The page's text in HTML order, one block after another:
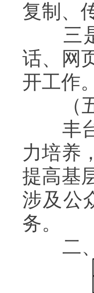
复制、
三是
话、网
开工作。
（五
丰台
力培养
提高基
涉及公
务。
二、